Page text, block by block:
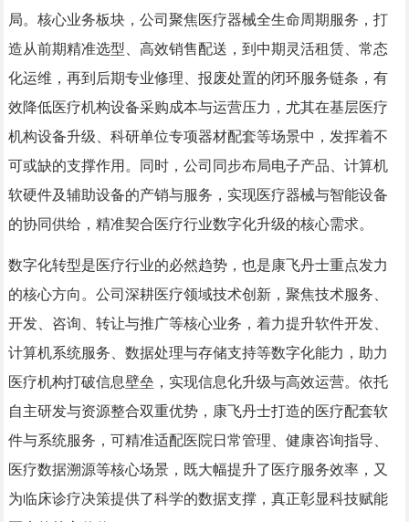
局。核心业务板块，公司聚焦医疗器械全生命周期服务，打
造从前期精准选型、高效销售配送，到中期灵活租赁、常态
化运维，再到后期专业修理、报废处置的闭环服务链条，有
效降低医疗机构设备采购成本与运营压力，尤其在基层医疗
机构设备升级、科研单位专项器材配套等场景中，发挥着不
可或缺的支撑作用。同时，公司同步布局电子产品、计算机
软硬件及辅助设备的产销与服务，实现医疗器械与智能设备
的协同供给，精准契合医疗行业数字化升级的核心需求。
数字化转型是医疗行业的必然趋势，也是康飞丹士重点发力
的核心方向。公司深耕医疗领域技术创新，聚焦技术服务、
开发、咨询、转让与推广等核心业务，着力提升软件开发、
计算机系统服务、数据处理与存储支持等数字化能力，助力
医疗机构打破信息壁垒，实现信息化升级与高效运营。依托
自主研发与资源整合双重优势，康飞丹士打造的医疗配套软
件与系统服务，可精准适配医院日常管理、健康咨询指导、
医疗数据溯源等核心场景，既大幅提升了医疗服务效率，又
为临床诊疗决策提供了科学的数据支撑，真正彰显科技赋能